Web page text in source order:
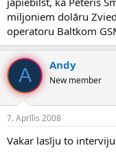
miljoniem dolāru
operatoru Baltkom
A Andy
New member
7. Aprīlis 2008
Vakar lasīju to